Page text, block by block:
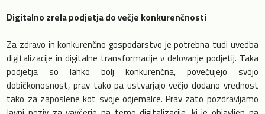
Digitalno zrela podjetja do večje konkurenčnosti
Za zdravo in konkurenčno gospodarstvo je potrebna tudi uvedba
digitalizacije in digitalne transformacije v delovanje podjetij. Taka
podjetja so lahko bolj konkurenčna, povečujejo svojo
dobičkonosnost, prav tako pa ustvarjajo večjo dodano vrednost
tako za zaposlene kot svoje odjemalce. Prav zato pozdravljamo